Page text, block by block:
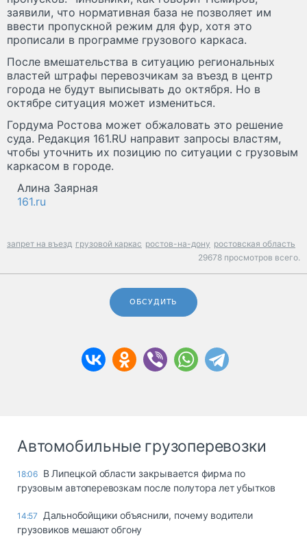
заявили, что нормативная база не позволяет им
ввести пропускной режим для фур, хотя это
прописали в программе грузового каркаса.
После вмешательства в ситуацию региональных
властей штрафы перевозчикам за въезд в центр
города не будут выписывать до октября. Но в
октябре ситуация может измениться.
Гордума Ростова может обжаловать это решение
суда. Редакция 161.RU направит запросы властям,
чтобы уточнить их позицию по ситуации с грузовым
каркасом в городе.
Алина Заярная
161.ru
запрет на въезд грузовой каркас ростов-на-дону ростовская область
29678 просмотров всего.
ОБСУДИТЬ
Автомобильные грузоперевозки
18:06 В Липецкой области закрывается фирма по
грузовым автоперевозкам после полутора лет убытков
14:57
Дальнобойщики объяснили, почему водители
грузовиков мешают обгону